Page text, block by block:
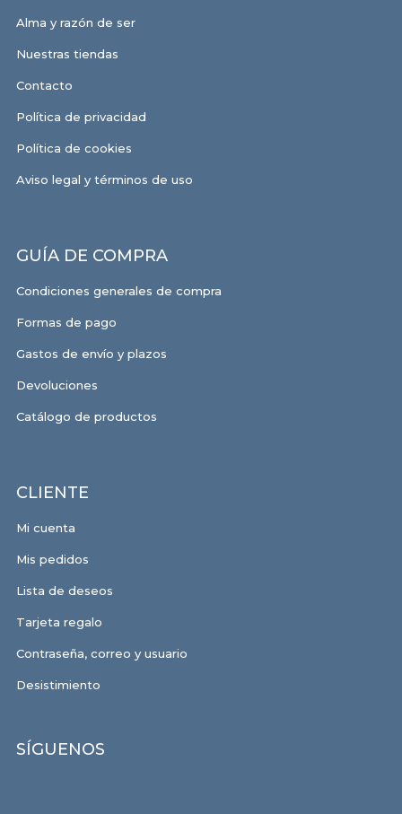
Alma y razón de ser
Nuestras tiendas
Contacto
Política de privacidad
Política de cookies
Aviso legal y términos de uso
GUÍA DE COMPRA
Condiciones generales de compra
Formas de pago
Gastos de envío y plazos
Devoluciones
Catálogo de productos
CLIENTE
Mi cuenta
Mis pedidos
Lista de deseos
Tarjeta regalo
Contraseña, correo y usuario
Desistimiento
SÍGUENOS